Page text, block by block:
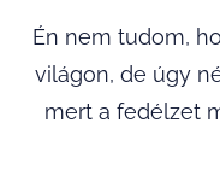
Én nem tudom,
világon, de úgy
mert a fedélzet